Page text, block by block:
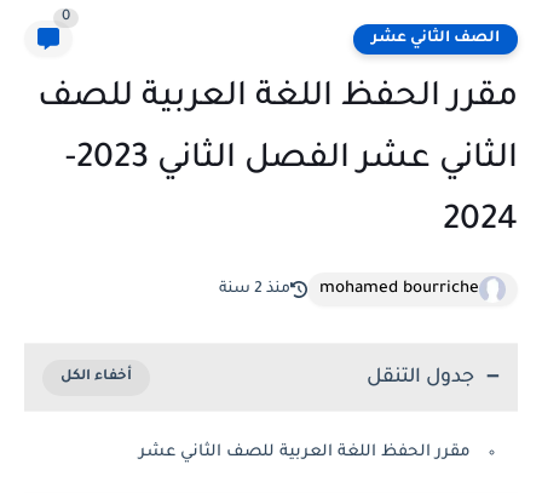
الصف الثاني عشر
0
مقرر الحفظ اللغة العربية للصف
الثاني عشر الفصل الثاني 2023-
2024
mohamed bourriche منذ 2 سنة
جدول التنقل
مقرر الحفظ اللغة العربية للصف الثاني عشر